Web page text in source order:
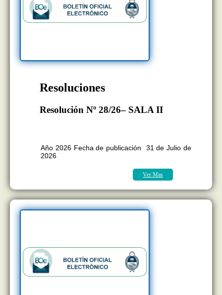
Resoluciones
Resolución Nº 28/26– SALA II
Año 2026 Fecha de publicación 31 de Julio de
2026
Ver Mas